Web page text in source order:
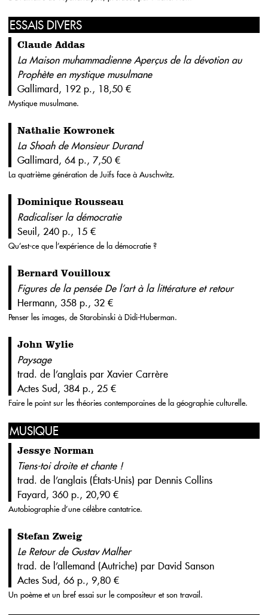
ESSAIS DIVERS
Claude Addas
La Maison muhammadienne Aperçus de la dévotion au
Prophète en mystique musulmane
Gallimard, 192 p., 18,50 €
Mystique musulmane.
Nathalie Kowronek
La Shoah de Monsieur Durand
Gallimard, 64 p., 7,50 €
La quatrième génération de Juifs face à Auschwitz.
Dominique Rousseau
Radicaliser la démocratie
Seuil, 240 p., 15 €
Qu’est-ce que l’expérience de la démocratie ?
Bernard Vouilloux
Figures de la pensée De l’art à la littérature et retour
Hermann, 358 p., 32 €
Penser les images, de Starobinski à Didi-Huberman.
John Wylie
Paysage
trad. de l’anglais par Xavier Carrère
Actes Sud, 384 p., 25 €
Faire le point sur les théories contemporaines de la géographie culturelle.
MUSIQUE
Jessye Norman
Tiens-toi droite et chante !
trad. de l’anglais (États-Unis) par Dennis Collins
Fayard, 360 p., 20,90 €
Autobiographie d’une célèbre cantatrice.
Stefan Zweig
Le Retour de Gustav Malher
trad. de l’allemand (Autriche) par David Sanson
Actes Sud, 66 p., 9,80 €
Un poème et un bref essai sur le compositeur et son travail.